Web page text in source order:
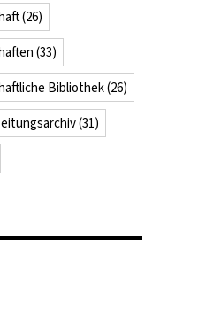
(26)
(33)
Bibliothek(26)
(31)